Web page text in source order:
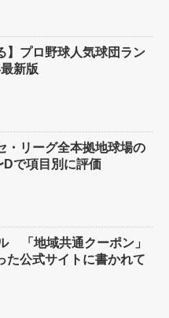
】プロ野球人気球団ラン
新版
・リーグ全本拠地球場の
で項目別に評価
「地域共通クーポン」
た公式サイトに書かれて